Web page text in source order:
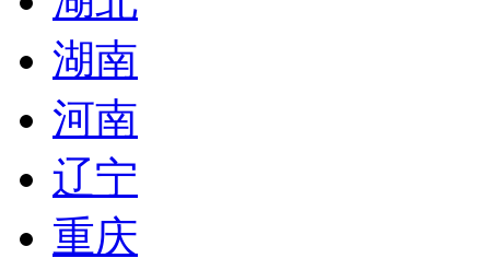
湖南
河南
辽宁
重庆